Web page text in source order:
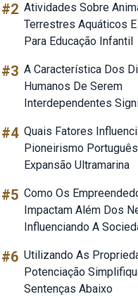
#2 Atividades Sobre
Terrestres Aquáticos
Para Educação Infantil
#3 A Característica Dos
Humanos De Serem
Interdependentes
#4 Quais Fatores
Pioneirismo
Expansão Ultramarina
#5 Como Os
Impactam Além Dos
Influenciando A
#6 Utilizando As
Potenciação
Sentenças Abaixo